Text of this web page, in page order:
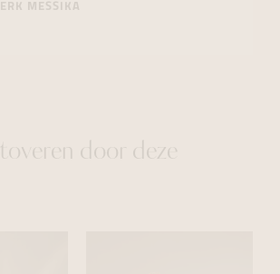
MESSIKA
door deze